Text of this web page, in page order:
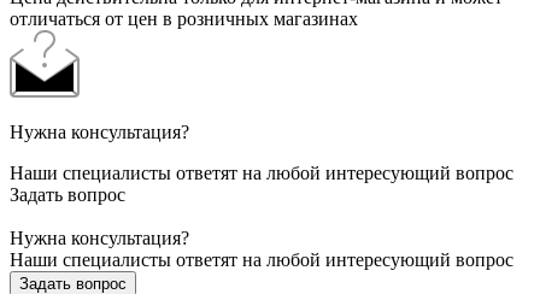
отличаться от цен в розничных магазинах
Нужна консультация?
Наши специалисты ответят на любой интересующий вопрос
Задать вопрос
Нужна консультация?
Наши специалисты ответят на любой интересующий вопрос
Задать вопрос